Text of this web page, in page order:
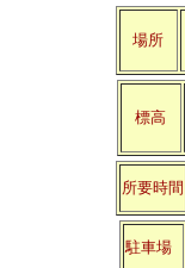
場所
標高
所要時間
駐車場